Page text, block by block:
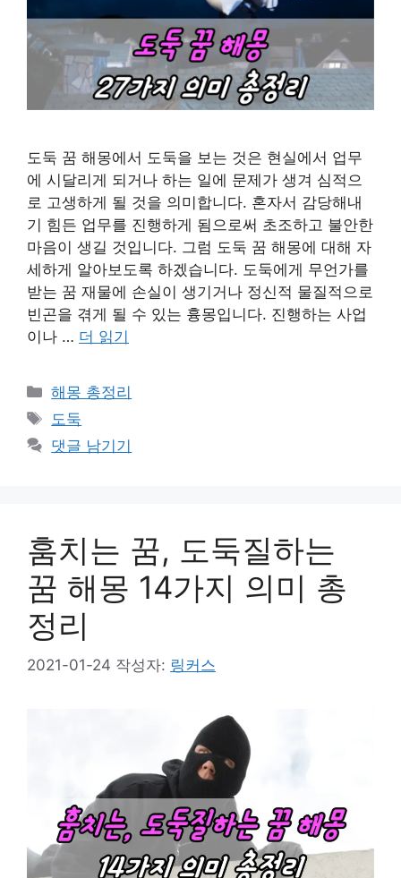
도둑 꿈 해몽에서 도둑을 보는 것은 현실에서 업무
에 시달리게 되거나 하는 일에 문제가 생겨 심적으
로 고생하게 될 것을 의미합니다. 혼자서 감당해내
기 힘든 업무를 진행하게 됨으로써 초조하고 불안한
마음이 생길 것입니다. 그럼 도둑 꿈 해몽에 대해 자
세하게 알아보도록 하겠습니다. 도둑에게 무언가를
받는 꿈 재물에 손실이 생기거나 정신적 물질적으로
빈곤을 겪게 될 수 있는 흉몽입니다. 진행하는 사업
이나 … 더 읽기
카
테
리
해몽 총정리
태
그
도둑
댓글 남기기
훔치는 꿈, 도둑질하는
꿈 해몽 14가지 의미 총
정리
2021-01-24 작성자: 링커스